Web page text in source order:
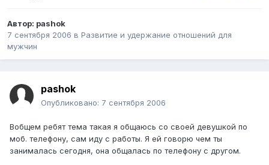
Автор: pashok
7 сентября 2006 в Pазвитие и удержание отношений для
мужчин
pashok
Опубликовано: 7 сентября 2006
Вобщем ребят тема такая я общаюсь со своей девушкой по
моб. телефону, сам иду с работы. Я ей говорю чем ты
занималась сегодня, она общалась по телефону с другом.